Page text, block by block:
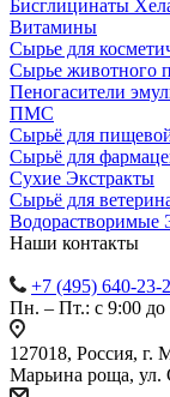
Бисглицинаты
Витамины
Сырье для
Сырье животного
Пеногасители
ПМС
Сырьё для
Сырьё для
Сухие Экстракты
Сырьё для
Водорастворимые
Наши контакты
+7 (495) 640-23-
Пн. – Пт.: с 9:00 до
127018, Россия, г.
Марьина роща, ул.